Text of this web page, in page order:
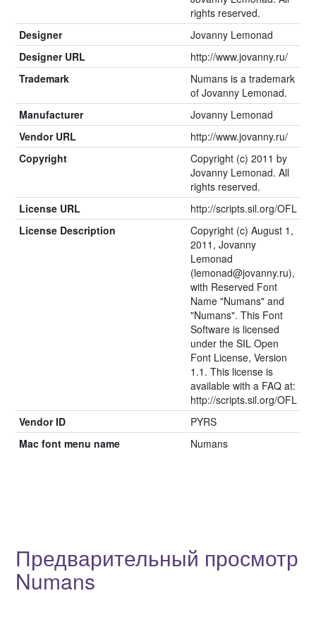
rights reserved.
Designer
Jovanny Lemonad
Designer URL
http://www.jovanny.ru/
Trademark
Numans is a trademark
of Jovanny Lemonad.
Manufacturer
Jovanny Lemonad
Vendor URL
http://www.jovanny.ru/
Copyright
Copyright (c) 2011 by
Jovanny Lemonad. All
rights reserved.
License URL
http://scripts.sil.org/OFL
License Description
Copyright (c) August 1,
2011, Jovanny
Lemonad
(lemonad@jovanny.ru),
with Reserved Font
Name "Numans" and
"Numans". This Font
Software is licensed
under the SIL Open
Font License, Version
1.1. This license is
available with a FAQ at:
http://scripts.sil.org/OFL
Vendor ID
PYRS
Mac font menu name
Numans
Предварительный просмотр
Numans